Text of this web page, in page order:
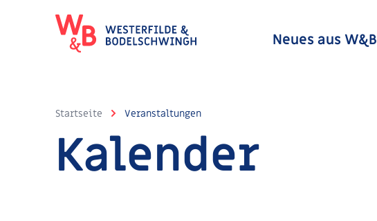
Neues aus W&B
Startseite Veranstaltungen
Kalender